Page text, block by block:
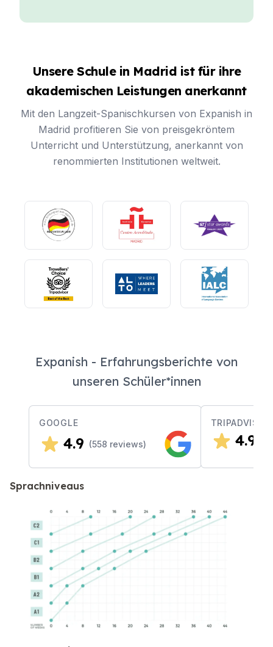
Unsere Schule in Madrid ist für ihre
akademischen Leistungen anerkannt
Mit den Langzeit-Spanischkursen von Expanish in
Madrid profitieren Sie von preisgekröntem
Unterricht und Unterstützung, anerkannt von
renommierten Institutionen weltweit.
Expanish - Erfahrungsberichte von
unseren Schüler*innen
GOOGLE
4.9 (558 reviews)
TRIPADVISOR
4.9
Sprachniveaus